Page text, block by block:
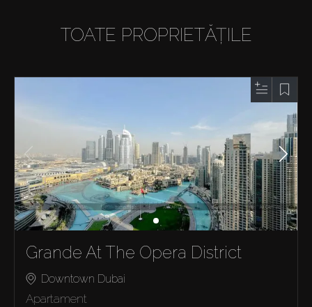
TOATE PROPRIETĂȚILE
Grande At The Opera District
Downtown Dubai
Apartament